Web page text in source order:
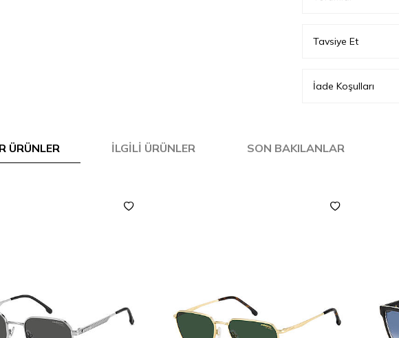
Tavsiye Et
İade Koşulları
ÜRÜNLER İLGILI ÜRÜNLER SON BAKILANLAR